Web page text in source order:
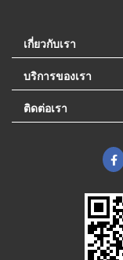
เกี่ยวกับเรา
บริการของเรา
ติดต่อเรา